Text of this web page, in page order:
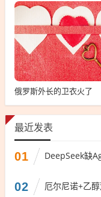
俄罗斯外长的卫衣火了
最近发表
01 DeepSeek缺
02 厄尔尼诺+乙